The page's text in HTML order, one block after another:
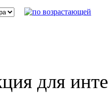
для